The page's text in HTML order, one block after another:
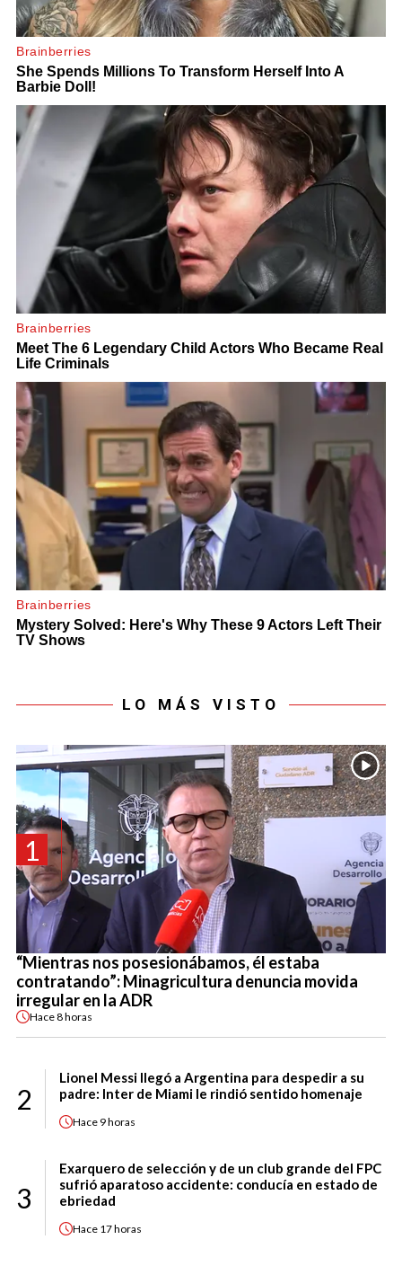
LO MÁS VISTO
1
“Mientras nos posesionábamos, él estaba
contratando”: Minagricultura denuncia movida
irregular en la ADR
Hace8 horas
2
Lionel Messi llegó a Argentina para despedir a su
padre: Inter de Miami le rindió sentido homenaje
Hace 9 horas
3
Exarquero de selección y de un club grande del FPC
sufrió aparatoso accidente: conducía en estado de
ebriedad
Hace 17 horas